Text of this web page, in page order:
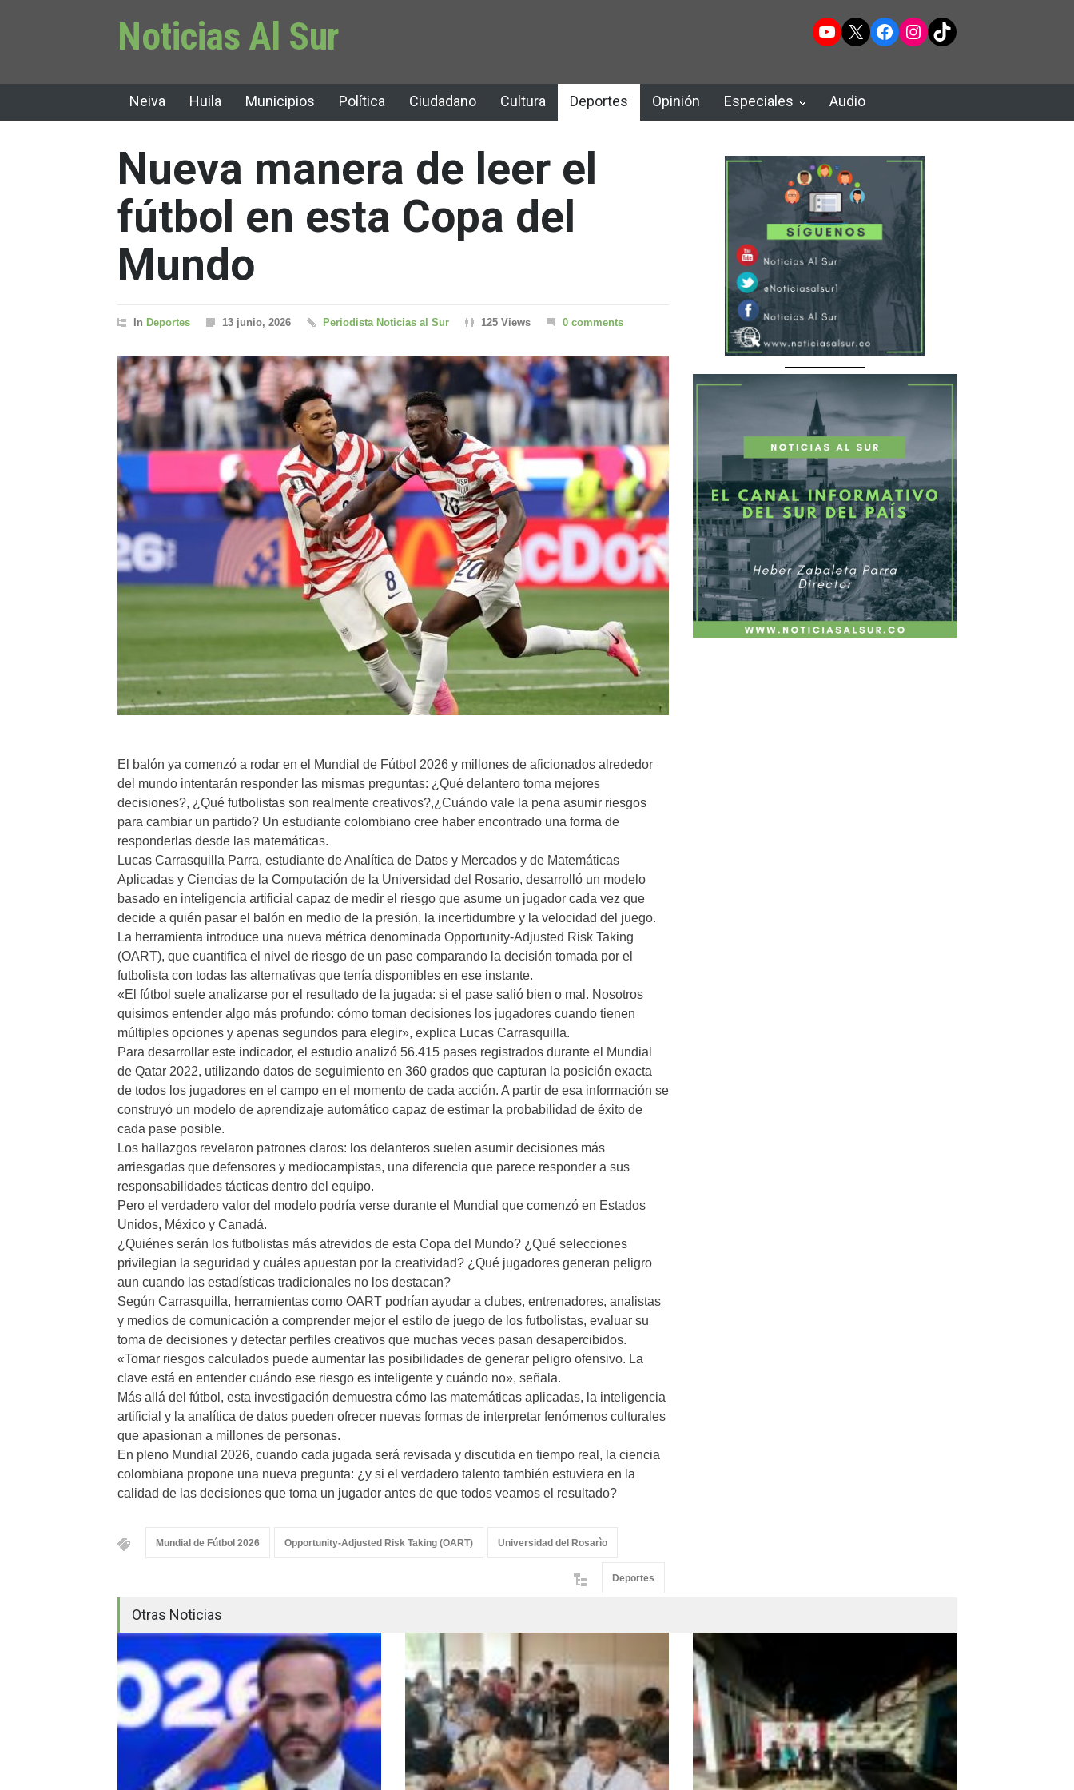
Noticias Al Sur YouTube
X Facebook
Instagram
TikTok
Neiva Huila Municipios Política Ciudadano Cultura Deportes Opinión Especiales Audio
Nueva manera de leer el
fútbol en esta Copa del
Mundo
In Deportes 13 junio, 2026 Periodista Noticias al Sur 125 Views 0 comments
El balón ya comenzó a rodar en el Mundial de Fútbol 2026 y millones de aficionados alrededor
del mundo intentarán responder las mismas preguntas: ¿Qué delantero toma mejores
decisiones?, ¿Qué futbolistas son realmente creativos?,¿Cuándo vale la pena asumir riesgos
para cambiar un partido? Un estudiante colombiano cree haber encontrado una forma de
responderlas desde las matemáticas.
Lucas Carrasquilla Parra, estudiante de Analítica de Datos y Mercados y de Matemáticas
Aplicadas y Ciencias de la Computación de la Universidad del Rosario, desarrolló un modelo
basado en inteligencia artificial capaz de medir el riesgo que asume un jugador cada vez que
decide a quién pasar el balón en medio de la presión, la incertidumbre y la velocidad del juego.
La herramienta introduce una nueva métrica denominada Opportunity-Adjusted Risk Taking
(OART), que cuantifica el nivel de riesgo de un pase comparando la decisión tomada por el
futbolista con todas las alternativas que tenía disponibles en ese instante.
«El fútbol suele analizarse por el resultado de la jugada: si el pase salió bien o mal. Nosotros
quisimos entender algo más profundo: cómo toman decisiones los jugadores cuando tienen
múltiples opciones y apenas segundos para elegir», explica Lucas Carrasquilla.
Para desarrollar este indicador, el estudio analizó 56.415 pases registrados durante el Mundial
de Qatar 2022, utilizando datos de seguimiento en 360 grados que capturan la posición exacta
de todos los jugadores en el campo en el momento de cada acción. A partir de esa información se
construyó un modelo de aprendizaje automático capaz de estimar la probabilidad de éxito de
cada pase posible.
Los hallazgos revelaron patrones claros: los delanteros suelen asumir decisiones más
arriesgadas que defensores y mediocampistas, una diferencia que parece responder a sus
responsabilidades tácticas dentro del equipo.
Pero el verdadero valor del modelo podría verse durante el Mundial que comenzó en Estados
Unidos, México y Canadá.
¿Quiénes serán los futbolistas más atrevidos de esta Copa del Mundo? ¿Qué selecciones
privilegian la seguridad y cuáles apuestan por la creatividad? ¿Qué jugadores generan peligro
aun cuando las estadísticas tradicionales no los destacan?
Según Carrasquilla, herramientas como OART podrían ayudar a clubes, entrenadores, analistas
y medios de comunicación a comprender mejor el estilo de juego de los futbolistas, evaluar su
toma de decisiones y detectar perfiles creativos que muchas veces pasan desapercibidos.
«Tomar riesgos calculados puede aumentar las posibilidades de generar peligro ofensivo. La
clave está en entender cuándo ese riesgo es inteligente y cuándo no», señala.
Más allá del fútbol, esta investigación demuestra cómo las matemáticas aplicadas, la inteligencia
artificial y la analítica de datos pueden ofrecer nuevas formas de interpretar fenómenos culturales
que apasionan a millones de personas.
En pleno Mundial 2026, cuando cada jugada será revisada y discutida en tiempo real, la ciencia
colombiana propone una nueva pregunta: ¿y si el verdadero talento también estuviera en la
calidad de las decisiones que toma un jugador antes de que todos veamos el resultado?
Mundial de Fútbol 2026 Opportunity-Adjusted Risk Taking (OART) Universidad del Rosarìo
Deportes
Otras Noticias